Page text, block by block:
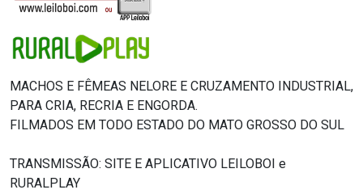
MACHOS E FÊMEAS NELORE E CRUZAMENTO INDUSTRIAL,
PARA CRIA, RECRIA E ENGORDA.
FILMADOS EM TODO ESTADO DO MATO GROSSO DO SUL
TRANSMISSÃO: SITE E APLICATIVO LEILOBOI e
RURALPLAY